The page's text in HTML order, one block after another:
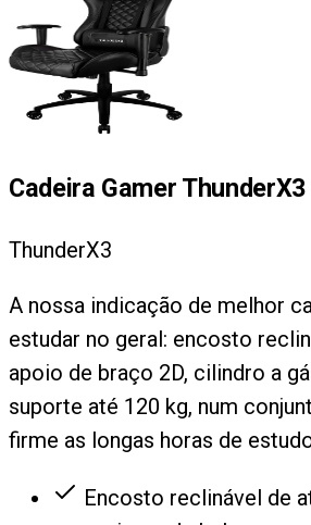
Cadeira Gamer ThunderX3
ThunderX3
A nossa indicação de melhor
estudar no geral: encosto
apoio de braço 2D, cilindro a
suporte até 120 kg, num
firme as longas horas de
Encosto reclinável de